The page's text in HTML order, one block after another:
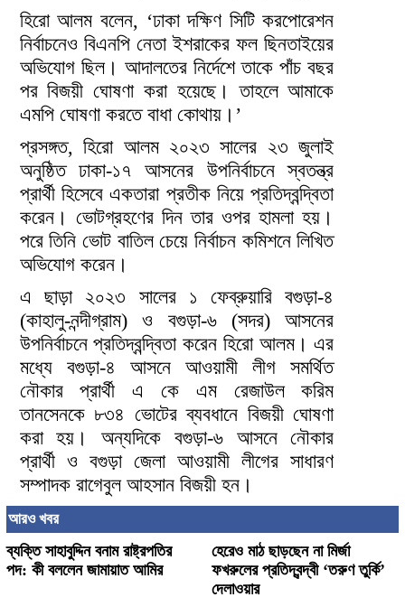
হিরো আলম বলেন, ‘ঢাকা দক্ষিণ সিটি করপোরেশন
নির্বাচনেও বিএনপি নেতা ইশরাকের ফল ছিনতাইয়ের
অভিযোগ ছিল। আদালতের নির্দেশে তাকে পাঁচ বছর
পর বিজয়ী ঘোষণা করা হয়েছে। তাহলে আমাকে
এমপি ঘোষণা করতে বাধা কোথায়।’
প্রসঙ্গত, হিরো আলম ২০২৩ সালের ২৩ জুলাই
অনুষ্ঠিত ঢাকা-১৭ আসনের উপনির্বাচনে স্বতন্ত্র
প্রার্থী হিসেবে একতারা প্রতীক নিয়ে প্রতিদ্বন্দ্বিতা
করেন। ভোটগ্রহণের দিন তার ওপর হামলা হয়।
পরে তিনি ভোট বাতিল চেয়ে নির্বাচন কমিশনে লিখিত
অভিযোগ করেন।
এ ছাড়া ২০২৩ সালের ১ ফেব্রুয়ারি বগুড়া-৪
(কাহালু-নন্দীগ্রাম) ও বগুড়া-৬ (সদর) আসনের
উপনির্বাচনে প্রতিদ্বন্দ্বিতা করেন হিরো আলম। এর
মধ্যে বগুড়া-৪ আসনে আওয়ামী লীগ সমর্থিত
নৌকার প্রার্থী এ কে এম রেজাউল করিম
তানসেনকে ৮৩৪ ভোটের ব্যবধানে বিজয়ী ঘোষণা
করা হয়। অন্যদিকে বগুড়া-৬ আসনে নৌকার
প্রার্থী ও বগুড়া জেলা আওয়ামী লীগের সাধারণ
সম্পাদক রাগেবুল আহসান বিজয়ী হন।
আরও খবর
ব্যক্তি সাহাবুদ্দিন বনাম রাষ্ট্রপতির
পদ: কী বললেন জামায়াত আমির
হেরেও মাঠ ছাড়ছেন না মির্জা
ফখরুলের প্রতিদ্বন্দ্বী ‘তরুণ তুর্কি’
দেলাওয়ার